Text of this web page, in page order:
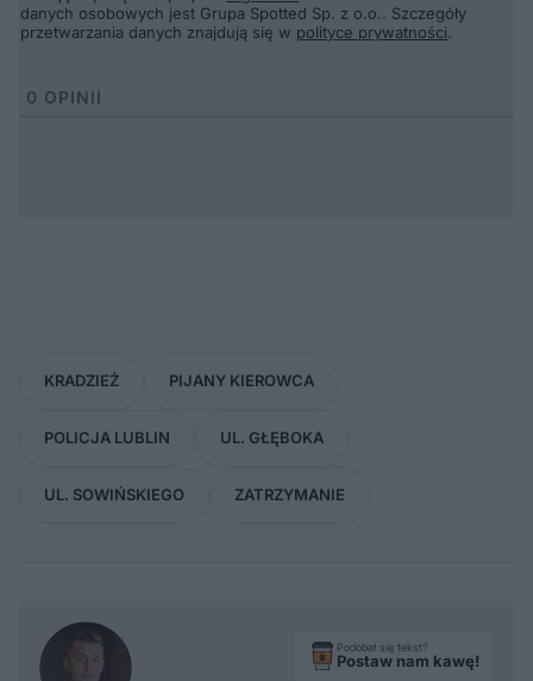
danych osobowych jest Grupa Spotted Sp. z o.o.. Szczegóły
przetwarzania danych znajdują się w polityce prywatności.
0 OPINII
KRADZIEŻ PIJANY KIEROWCA
POLICJA LUBLIN UL. GŁĘBOKA
UL. SOWIŃSKIEGO ZATRZYMANIE
Podobał się tekst?
Postaw nam kawę!